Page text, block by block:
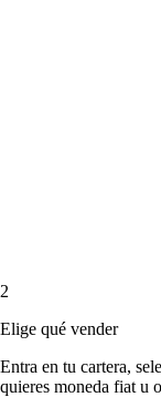
2
Elige qué vender
Entra en tu cartera,
quieres moneda fiat u